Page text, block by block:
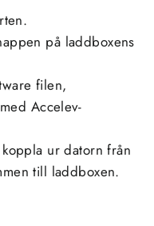
på laddboxens
filen,
Accelev-
ur datorn från
till laddboxen.